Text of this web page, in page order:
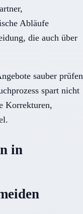
Abläufe
die auch über
sauber prüfen
spart nicht
Korrekturen,
in